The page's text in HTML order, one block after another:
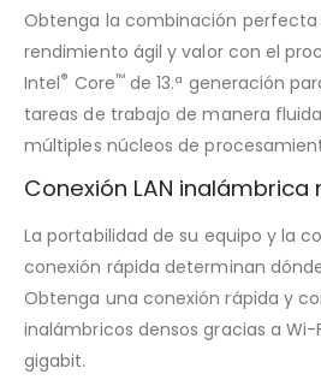
Obtenga la combinación
rendimiento ágil y valor con el
Intel® Core™de 13.ª generación
tareas de trabajo de manera
múltiples núcleos de
Conexión LAN
La portabilidad de su equipo y la
conexión rápida determinan
Obtenga una conexión rápida y
inalámbricos densos gracias a Wi-
gigabit.